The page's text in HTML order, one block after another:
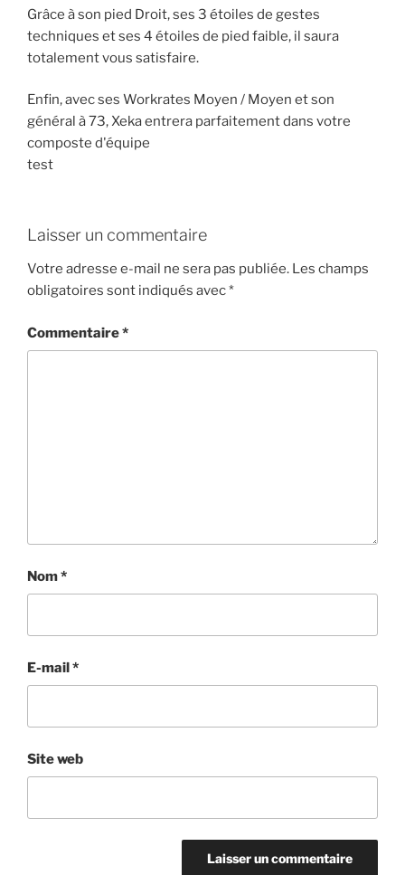
Grâce à son pied Droit, ses 3 étoiles de gestes
techniques et ses 4 étoiles de pied faible, il saura
totalement vous satisfaire.
Enfin, avec ses Workrates Moyen / Moyen et son
général à 73, Xeka entrera parfaitement dans votre
composte d'équipe
test
Laisser un commentaire
Votre adresse e-mail ne sera pas publiée. Les champs
obligatoires sont indiqués avec*
Commentaire*
Nom*
E-mail*
Site web